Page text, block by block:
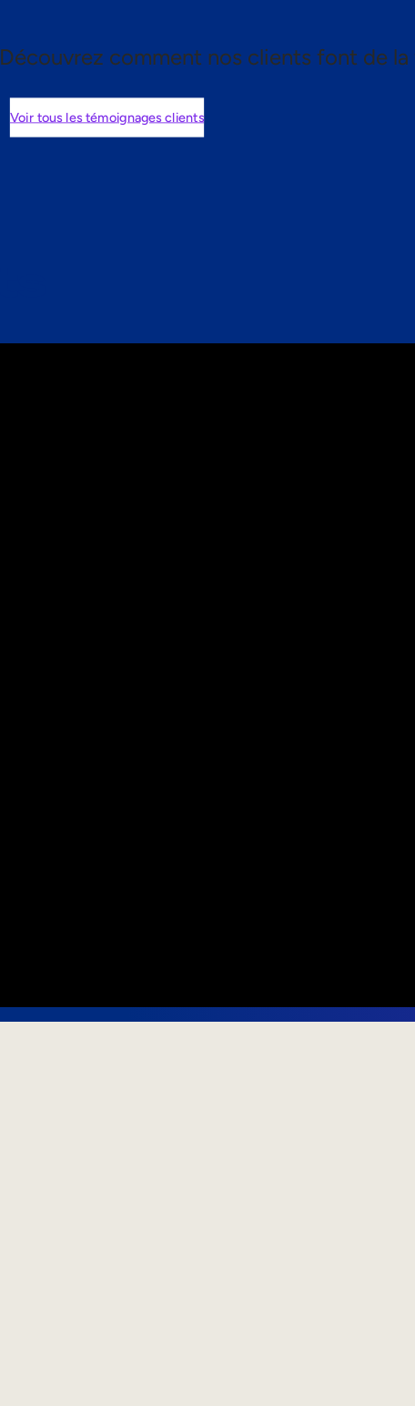
Découvrez comment nos clients font de
Voir tous les témoignages clients